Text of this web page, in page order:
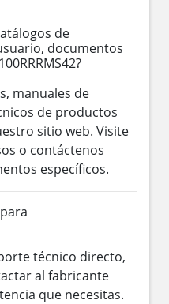
de
documentos
manuales de
de productos
sitio web. Visite
o contáctenos
específicos.
técnico directo,
al fabricante
que necesitas.